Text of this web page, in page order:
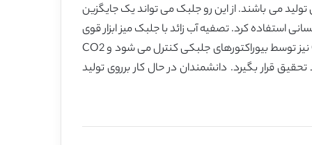
می باشند. از این رو جلبک می تواند یک جایگزین
استفاده کرد. تصفیه آب زائد با جلبک میز ابزار قوی
برای تصفیه پایدار آب زائد می باشد که می تواند اسفاده از مواد شیمیایی سمی برای تصفیه آب را کاهش دهد. ساطع شدن گاز CO2 نیز توسط بیوراکتورهای جلبکی کنترل می شود و CO2
قرار بگیرد. دانشمندان در حال کار برروی تولید